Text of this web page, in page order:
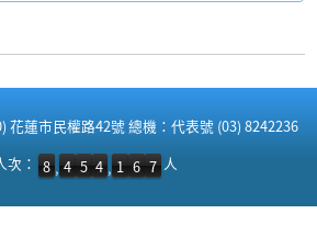
花蓮市民權路42號 總機：代表號 (03) 8242236
次：8,454,167 人
次： 8 , 4 5 4 , 1 6 7 人